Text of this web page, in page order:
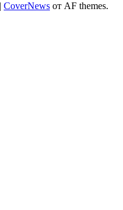
| CoverNews от AF themes.